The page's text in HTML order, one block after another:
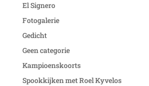
El Signero
Fotogalerie
Gedicht
Geen categorie
Kampioenskoorts
Spookkijken met Roel Kyvelos